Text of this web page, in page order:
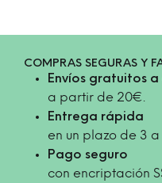
COMPRAS SEGURAS Y
Envíos gratuitos a
a partir de 20€.
Entrega rápida
en un plazo de 3
Pago seguro
con encriptación